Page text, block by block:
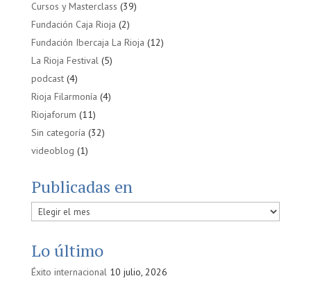
Cursos y Masterclass (39)
Fundación Caja Rioja (2)
Fundación Ibercaja La Rioja (12)
La Rioja Festival(5)
podcast(4)
Rioja Filarmonía (4)
Riojaforum (11)
Sin categoría (32)
videoblog (1)
Publicadas en
Publicadas
en
Lo último
Éxito internacional 10 julio, 2026